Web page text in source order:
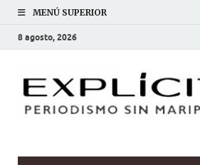
MENÚ SUPERIOR
8 agosto, 2026